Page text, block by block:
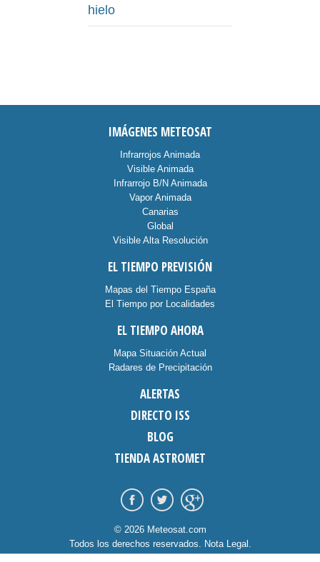
hielo
IMÁGENES METEOSAT
Infrarrojos Animada
Visible Animada
Infrarrojo B/N Animada
Vapor Animada
Canarias
Global
Visible Alta Resolución
EL TIEMPO PREVISIÓN
Mapas del Tiempo España
El Tiempo por Localidades
EL TIEMPO AHORA
Mapa Situación Actual
Radares de Precipitación
ALERTAS
DIRECTO ISS
BLOG
TIENDA ASTROMET
© 2026 Meteosat.com
Todos los derechos reservados. Nota Legal .